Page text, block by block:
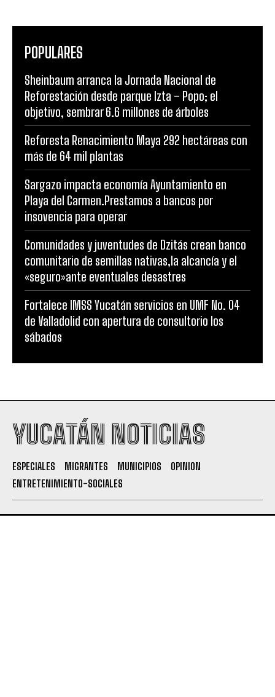
POPULARES
Sheinbaum arranca la Jornada Nacional de
Reforestación desde parque Izta – Popo; el
objetivo, sembrar 6.6 millones de árboles
Reforesta Renacimiento Maya 292 hectáreas con
más de 64 mil plantas
Sargazo impacta economía Ayuntamiento en
Playa del Carmen.Prestamos a bancos por
insovencia para operar
Comunidades y juventudes de Dzitás crean banco
comunitario de semillas nativas,la alcancía y el
«seguro»ante eventuales desastres
Fortalece IMSS Yucatán servicios en UMF No. 04
de Valladolid con apertura de consultorio los
sábados
YUCATÁN NOTICIAS
ESPECIALES MIGRANTES MUNICIPIOS
OPINION
ENTRETENIMIENTO-SOCIALES